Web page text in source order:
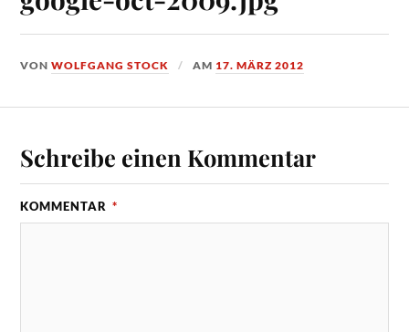
VONWOLFGANG STOCK AM 17. MÄRZ 2012
Schreibe einen Kommentar
KOMMENTAR *